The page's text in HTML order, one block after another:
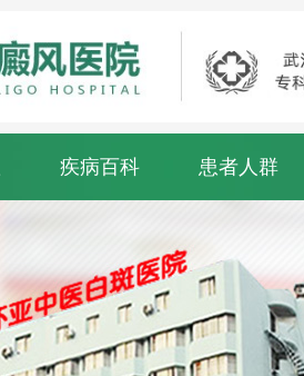
疾病百科 患者人群